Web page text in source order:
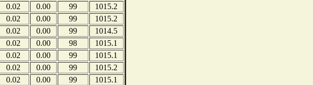
0.02 0.00 99
1015.2
0.02 0.00 99
1015.2
0.02 0.00 99
1014.5
0.02 0.00 98
1015.1
0.02 0.00 99
1015.1
0.02 0.00 99
1015.2
0.02 0.00 99
1015.1